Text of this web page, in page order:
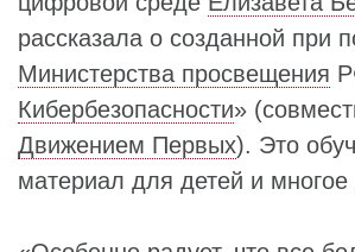
рассказала о созданной при
Министерства просвещения
Кибербезопасности»
Движением Первых). Это
материал для детей и многое